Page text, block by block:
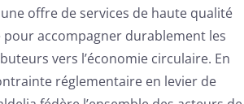
offre de services de haute qualité
accompagner durablement les
vers l’économie circulaire. En
réglementaire en levier de